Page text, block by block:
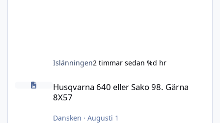
Islänningen2 timmar sedan %d hr
Husqvarna 640 eller Sako 98. Gärna 8X57
Husqvarna 640 eller Sako 98. Gärna
8X57
Dansken · Augusti 1